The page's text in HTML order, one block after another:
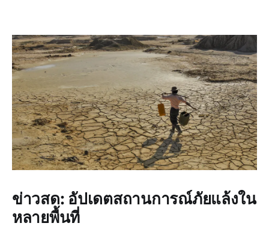
ข่าวสด: อัปเดตสถานการณ์ภัยแล้งใน
หลายพื้นที่